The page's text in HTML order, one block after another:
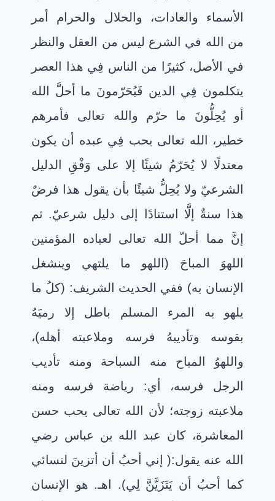
الأسماء والعادات، والحلال والحرام أمر
من الله في الشرع ليس من العقل والنظر
في الأصل، كثيرًا من الناس فِي هذا العصر
يتكلمون فِي الدين فَيُحَرّمونَ ما أحلَّ الله
أو يُحِلُّونَ ما حرّم والله تعالى فأمرهم
خطير، الله تعالى يحب فِي عبده أن يكون
معتدلًا لا يُحَرّمُ شيئًا إلا على وَفْقِ الدليل
الشرعيّ ولا يُحِلُّ شيئًا بأن يقول هذا فرضٌ
هذا سنةٌ إلَّا استنادًا إلى دليل شرعيّ. ثم
إنَّ مما أحلّ الله تعالى لعباده المؤمنين
اللهوَ المباحَ (اللهو ما يلتهي وينشغل
الإنسان به) ففي الحديث الشريف: (كلُ ما
يلهو به المرء المسلم باطل إلا رميَهُ
بقوسه وتأديبهُ فرسه وملاعبته أهله)،
واللهوُ المباح منه السباحة ومنه تأديب
الرجل فرسه، أي: رياضة فرسه ومنه
ملاعبته زوجته؛ لأن الله تعالى يحب حسن
المعاشرة، كان عبد الله بن عباس رضي
الله عنه يقول:( إني أحبُ أن أتزينَ لنسائي
كما أحبُ أن يَتَزَيَّنَّ لِي). اهـ. هو الإنسان